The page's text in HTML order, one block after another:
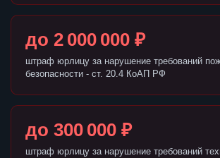
до 2 000 000 ₽
штраф юрлицу за нарушение требований
безопасности - ст. 20.4 КоАП РФ
до 300 000 ₽
штраф юрлицу за нарушение требований